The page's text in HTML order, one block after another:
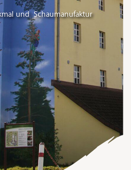
und Schaumanufaktur